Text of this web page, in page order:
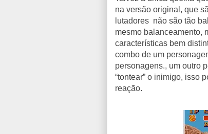
na versão original, que
lutadores não são tão
mesmo balanceamento,
características bem
combo de um
personagens., um outro
“tontear” o inimigo, isso
reação.